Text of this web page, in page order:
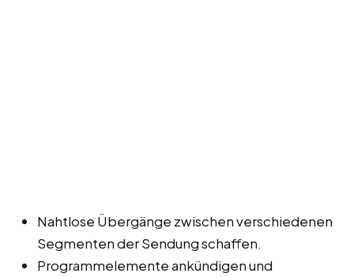
Nahtlose Übergänge zwischen verschiedenen
Segmenten der Sendung schaffen.
Programmelemente ankündigen und